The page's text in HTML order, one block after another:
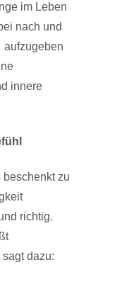
im Leben
nach und
aufzugeben
innere
beschenkt zu
richtig.
dazu: